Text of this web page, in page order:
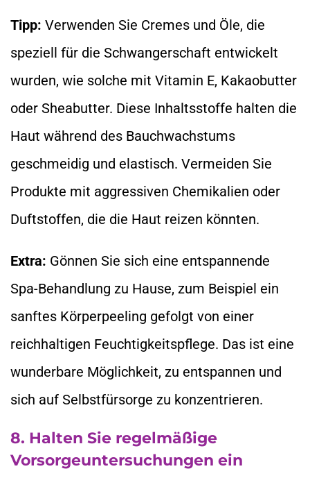
Tipp: Verwenden Sie Cremes und Öle, die
speziell für die Schwangerschaft entwickelt
wurden, wie solche mit Vitamin E, Kakaobutter
oder Sheabutter. Diese Inhaltsstoffe halten die
Haut während des Bauchwachstums
geschmeidig und elastisch. Vermeiden Sie
Produkte mit aggressiven Chemikalien oder
Duftstoffen, die die Haut reizen könnten.
Extra: Gönnen Sie sich eine entspannende
Spa-Behandlung zu Hause, zum Beispiel ein
sanftes Körperpeeling gefolgt von einer
reichhaltigen Feuchtigkeitspflege. Das ist eine
wunderbare Möglichkeit, zu entspannen und
sich auf Selbstfürsorge zu konzentrieren.
8. Halten Sie regelmäßige
Vorsorgeuntersuchungen ein